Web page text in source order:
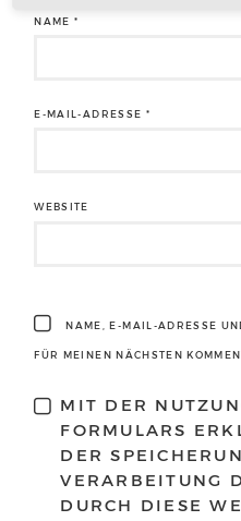
NAME*
E-MAIL-ADRESSE *
WEBSITE
NAME, E-MAIL-ADRESSE
FÜR MEINEN NÄCHSTEN
MIT DER
FORMULARS
DER
VERARBEITUNG
DURCH DIESE